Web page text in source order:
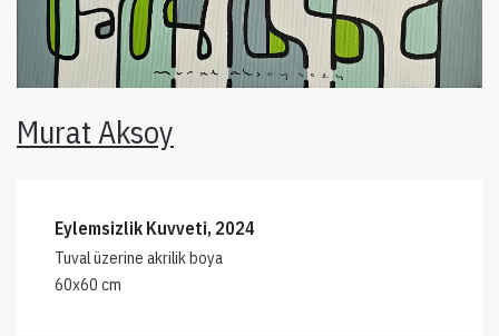
Murat Aksoy
Eylemsizlik Kuvveti, 2024
Tuval üzerine akrilik boya
60x60 cm